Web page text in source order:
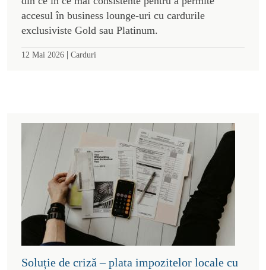
accesul în business lounge-uri cu cardurile
exclusiviste Gold sau Platinum.
12 Mai 2026 | Carduri
Soluție de criză – plata impozitelor locale cu